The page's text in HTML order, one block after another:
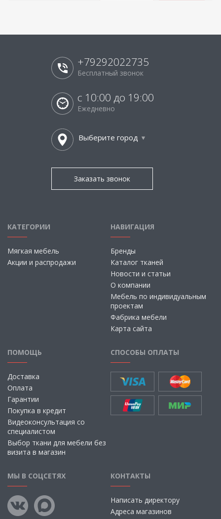
+79292022735
Бесплатный звонок
с 10:00 до 19:00
Ежедневно
Выберите город
Заказать звонок
КАТЕГОРИИ
Мягкая мебель
Акции и распродажи
НАВИГАЦИЯ
Бренды
Каталог тканей
Новости и статьи
О компании
Мебель по индивидуальным
проектам
Фабрика мебели
Карта сайта
ПОМОЩЬ
Доставка
Оплата
Гарантии
Покупка в кредит
Видеоконсультация со
специалистом
Выбор ткани для мебели без
визита в магазин
СПОСОБЫ ОПЛАТЫ
МЫ В СОЦСЕТЯХ КОНТАКТЫ
Написать директору
Адреса магазинов